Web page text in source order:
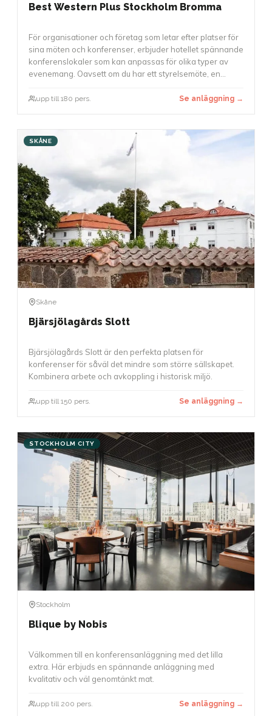
Best Western Plus Stockholm Bromma
För organisationer och företag som letar efter platser för
sina möten och konferenser, erbjuder hotellet spännande
konferenslokaler som kan anpassas för olika typer av
evenemang. Oavsett om du har ett styrelsemöte, en
deltagare, finns det möjligheter att använda.
som passar bäst för ditt evenemang.
upp till 180 pers. Se anläggning →
SKÅNE
Skåne
Bjärsjölagårds Slott
Bjärsjölagårds Slott är den perfekta platsen för
konferenser för såväl det mindre som större sällskapet.
Kombinera arbete och avkoppling i historisk miljö.
upp till 150 pers. Se anläggning →
STOCKHOLM CITY
Stockholm
Blique by Nobis
Välkommen till en konferensanläggning med det lilla
extra. Här erbjuds en spännande anläggning med
kvalitativ och väl genomtänkt mat.
upp till 200 pers. Se anläggning →